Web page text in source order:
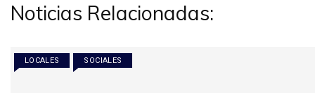
Noticias Relacionadas:
LOCALES SOCIALES